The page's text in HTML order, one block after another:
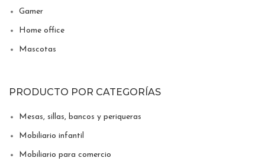
Gamer
Home office
Mascotas
PRODUCTO POR CATEGORÍAS
Mesas, sillas, bancos y periqueras
Mobiliario infantil
Mobiliario para comercio